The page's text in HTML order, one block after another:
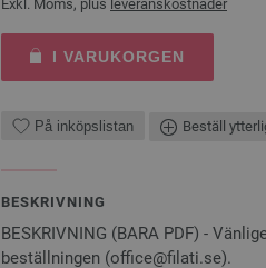
Exkl. Moms, plus leveranskostnader
I VARUKORGEN
På inköpslistan Beställ
BESKRIVNING
BESKRIVNING (BARA PDF) -
beställningen (office@filati.se).